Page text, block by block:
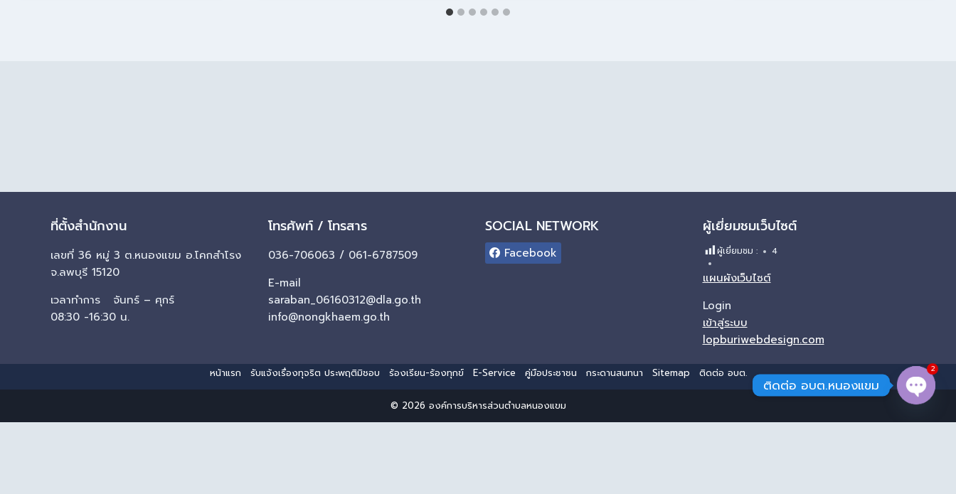
ที่ตั้งสำนักงาน
เลขที่ 36 หมู่ 3 ต.หนองแขม อ.โคกสำโรง
จ.ลพบุรี 15120
เวลาทำการ จันทร์ – ศุกร์
08:30 -16:30 น.
โทรศัพท์ / โทรสาร
036-706063 / 061-6787509
E-mail
saraban_06160312@dla.go.th
info@nongkhaem.go.th
SOCIAL NETWORK
Facebook
ผู้เยี่ยมชมเว็บไซต์
ผู้เยี่ยมชม : 4
แผนผังเว็บไซต์
Login
เข้าสู่ระบบ
lopburiwebdesign.com
หน้าแรก รับแจ้งเรื่องทุจริต ประพฤติมิชอบ ร้องเรียน-ร้องทุกข์ E-Service คู่มือประชาชน กระดานสนทนา Sitemap ติดต่อ อบต.
© 2026 องค์การบริหารส่วนตำบลหนองแขม
ติดต่อ อบต.หนองแขม
2